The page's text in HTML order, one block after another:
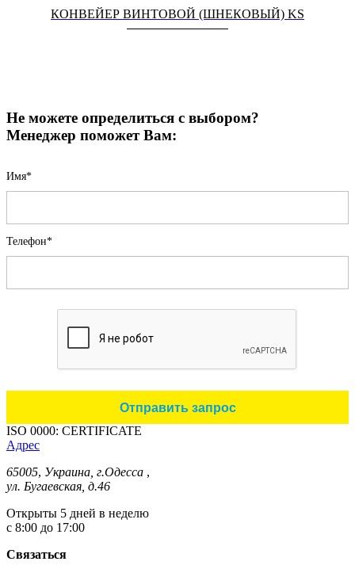
КОНВЕЙЕР ВИНТОВОЙ (ШНЕКОВЫЙ) KS
Не можете определиться с выбором?
Менеджер поможет Вам:
Имя*
Телефон*
ISO 0000: CERTIFICATE
Адрес
65005, Украина, г.Одесса ,
ул. Бугаевская, д.46
Открыты 5 дней в неделю
с 8:00 до 17:00
Связаться